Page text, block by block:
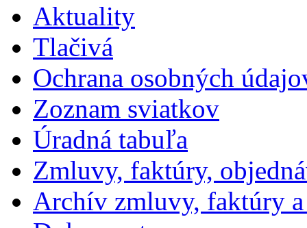
Aktuality
Tlačivá
Ochrana osobných
Zoznam sviatkov
Úradná tabuľa
Zmluvy, faktúry,
Archív zmluvy, faktúry